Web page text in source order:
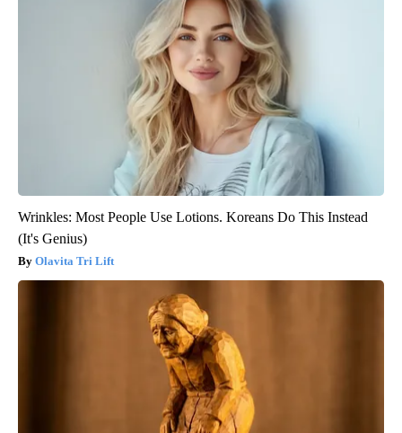
Wrinkles: Most People Use Lotions. Koreans Do This Instead
(It's Genius)
Olavita Tri Lift